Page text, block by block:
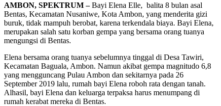
AMBON, SPEKTRUM –Bayi Elena Elle, balita 8 bulan asal
Bentas, Kecamatan Nusaniwe, Kota Ambon, yang menderita gizi
buruk, tidak mampuh berobat, karena terkendala biaya. Bayi Elena,
merupakan salah satu korban gempa yang bersama orang tuanya
mengungsi di Bentas.
Elena bersama orang tuanya sebelumnya tinggal di Desa Tawiri,
Kecamatan Baguala, Ambon. Namun akibat gempa magnitudo 6,8
yang mengguncang Pulau Ambon dan sekitarnya pada 26
September 2019 lalu, rumah bayi Elena roboh rata dengan tanah.
Alhasil, bayi Elena dan keluarga terpaksa harus menumpang di
rumah kerabat mereka di Bentas.